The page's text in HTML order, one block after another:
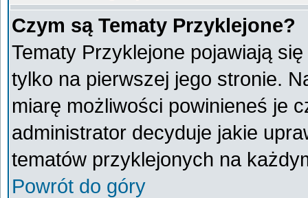
Czym są Tematy Przyklejone?
Tematy Przyklejone pojawiają
tylko na pierwszej jego stronie.
miarę możliwości powinieneś je
administrator decyduje jakie
tematów przyklejonych na
Powrót do góry